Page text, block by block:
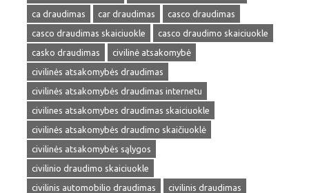
ca draudimas
car draudimas
casco draudimas
casco draudimas skaiciuokle
casco draudimo skaiciuokle
casko draudimas
civilinė atsakomybė
civilinės atsakomybės draudimas
civilinės atsakomybės draudimas internetu
civilines atsakomybes draudimas skaiciuokle
civilinės atsakomybės draudimo skaičiuoklė
civilinės atsakomybės sąlygos
civilinio draudimo skaiciuokle
civilinis automobilio draudimas
civilinis draudimas